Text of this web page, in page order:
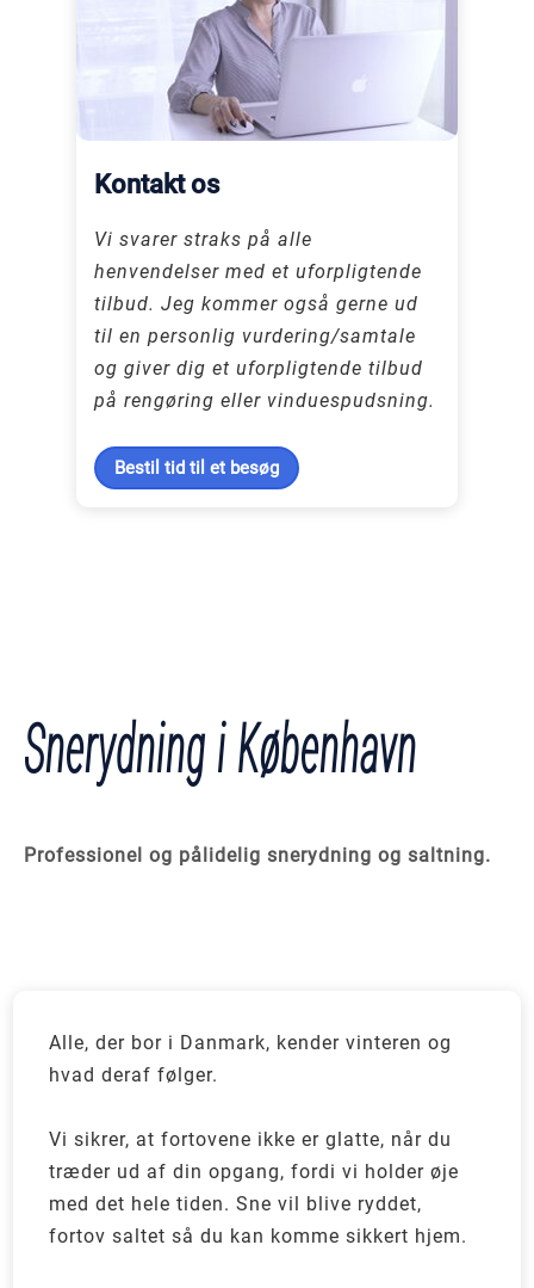
Kontakt os
Vi svarer straks på alle
henvendelser med et uforpligtende
tilbud. Jeg kommer også gerne ud
til en personlig vurdering/samtale
og giver dig et uforpligtende tilbud
på rengøring eller vinduespudsning.
Bestil tid til et besøg
Snerydning i København
Professionel og pålidelig snerydning og saltning.
Alle, der bor i Danmark, kender vinteren og
hvad deraf følger.
Vi sikrer, at fortovene ikke er glatte, når du
træder ud af din opgang, fordi vi holder øje
med det hele tiden. Sne vil blive ryddet,
fortov saltet så du kan komme sikkert hjem.